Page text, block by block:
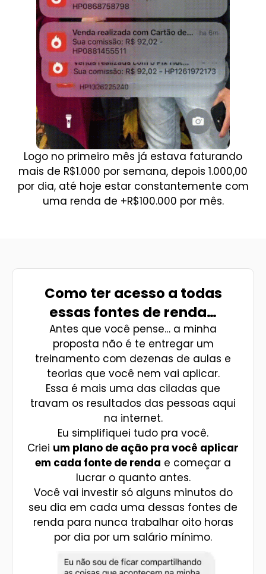
Logo no primeiro mês já estava faturando
mais de R$1.000 por semana, depois 1.000,00
por dia, até hoje estar constantemente com
uma renda de +R$100.000 por mês.
Como ter acesso a todas
essas fontes de renda…
Antes que você pense… a minha
proposta não é te entregar um
treinamento com dezenas de aulas e
teorias que você nem vai aplicar.
Essa é mais uma das ciladas que
travam os resultados das pessoas aqui
na internet.
Eu simplifiquei tudo pra você.
Criei um plano de ação pra você aplicar
em cada fonte de renda e começar a
lucrar o quanto antes.
Você vai investir só alguns minutos do
seu dia em cada uma dessas fontes de
renda para nunca trabalhar oito horas
por dia por um salário mínimo.